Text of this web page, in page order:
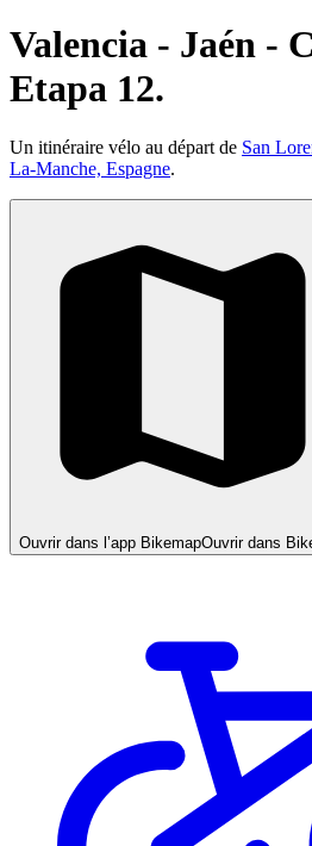
Valencia - Jaén -
Etapa 12.
Un itinéraire vélo au départ de San
La-Manche, Espagne.
Ouvrir dans l’app BikemapOuvrir dans